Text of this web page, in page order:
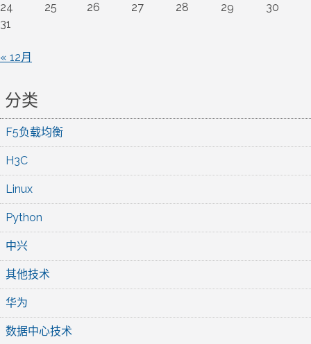
24
25 26 27 28 29
30
31
« 12月
分类
F5负载均衡
H3C
Linux
Python
中兴
其他技术
华为
数据中心技术